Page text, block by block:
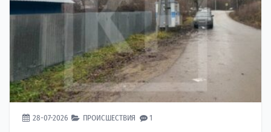
28-07-2026 ПРОИСШЕСТВИЯ 1